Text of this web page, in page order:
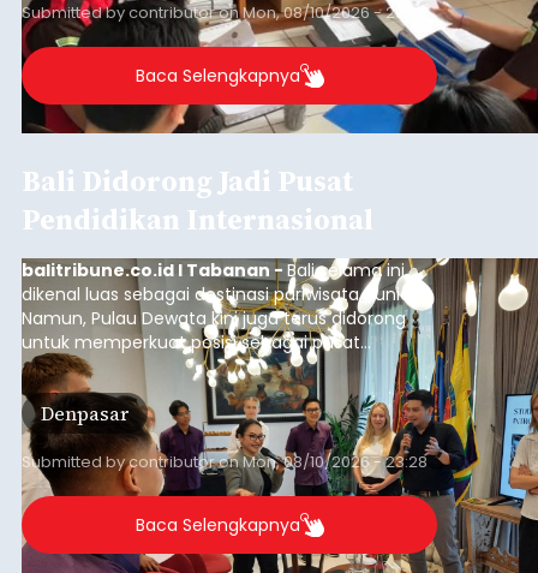
Submitted bycontributoronMon, 08/10/2026 - 23:33
Baca Selengkapnya
Bali Didorong Jadi Pusat
Pendidikan Internasional
balitribune.co.id I Tabanan - Bali selama ini
dikenal luas sebagai destinasi pariwisata dunia.
Namun, Pulau Dewata kini juga terus didorong
untuk memperkuat posisi sebagai pusat
pendidikan internasional atau "education hub".
Denpasar
Submitted bycontributoronMon, 08/10/2026 - 23:28
Baca Selengkapnya